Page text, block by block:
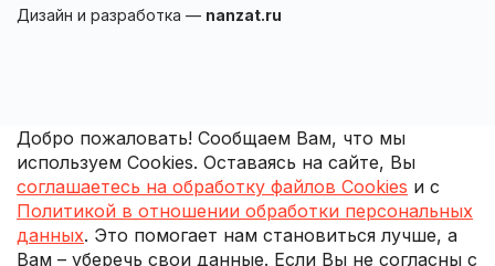
Дизайн и разработка — nanzat.ru
Добро пожаловать! Сообщаем Вам, что мы
используем Cookies. Оставаясь на сайте, Вы
соглашаетесь на обработку файлов Cookies и с
Политикой в отношении обработки персональных
данных. Это помогает нам становиться лучше, а
Вам – уберечь свои данные. Если Вы не согласны с